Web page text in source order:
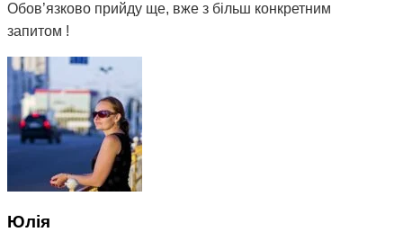
Обов’язково прийду ще, вже з більш конкретним
запитом !
Юлія